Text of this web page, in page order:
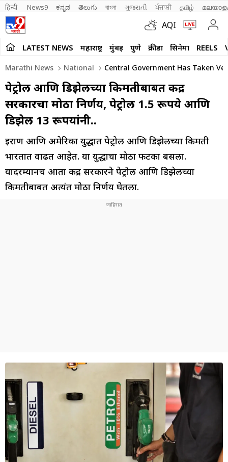
हिन्दी News9 ಕನ್ನಡ తెలుగు বাংলা ગુજરાતી ਪੰਜਾਬੀ தமிழ்
AQI
LATEST NEWS महाराष्ट्र मुंबई पुणे क्रीडा सिनेमा REELS
Marathi News National Central Government Has Taken
पेट्रोल आणि डिझेलच्या किमतीबाबत केंद्र
सरकारचा मोठा निर्णय, पेट्रोल 1.5 रूपये आणि
डिझेल 13 रूपयांनी..
इराण आणि अमेरिका युद्धात पेट्रोल आणि डिझेलच्या किमती
भारतात वाढत आहेत. या युद्धाचा मोठा फटका बसला.
यादरम्यानच आता केंद्र सरकारने पेट्रोल आणि डिझेलच्या
किमतीबाबत अत्यंत मोठा निर्णय घेतला.